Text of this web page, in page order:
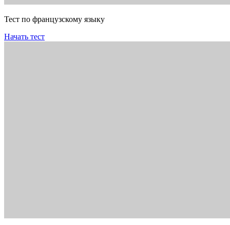
Тест по французскому языку
Начать тест